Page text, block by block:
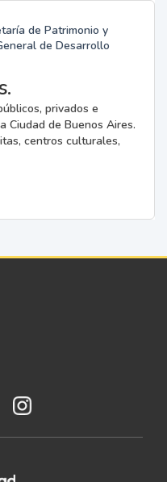
de Patrimonio y
de Desarrollo
privados e
Ciudad de Buenos Aires.
centros culturales,